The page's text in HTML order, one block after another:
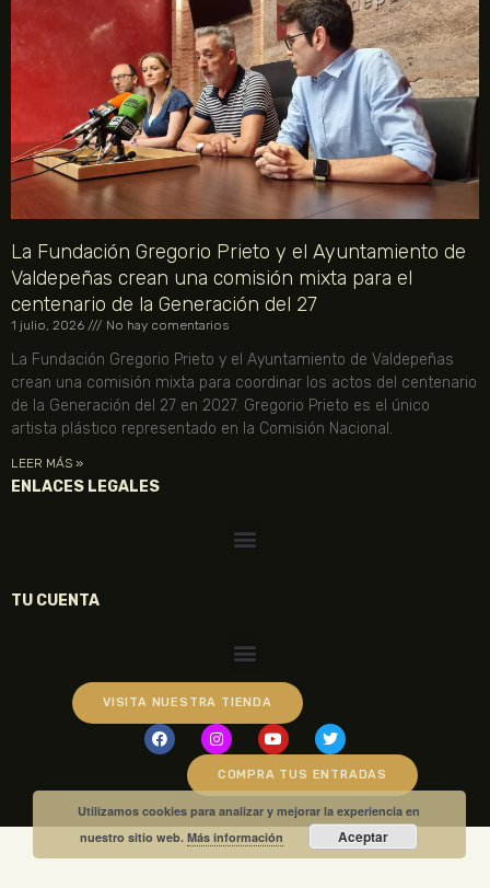
La Fundación Gregorio Prieto y el Ayuntamiento de
Valdepeñas crean una comisión mixta para el
centenario de la Generación del 27
1 julio, 2026 No hay comentarios
La Fundación Gregorio Prieto y el Ayuntamiento de Valdepeñas
crean una comisión mixta para coordinar los actos del centenario
de la Generación del 27 en 2027. Gregorio Prieto es el único
artista plástico representado en la Comisión Nacional.
LEER MÁS »
ENLACES LEGALES
TU CUENTA
VISITA NUESTRA TIENDA
COMPRA TUS ENTRADAS
Utilizamos cookies para analizar y mejorar la experiencia en
nuestro sitio web.Más información Aceptar